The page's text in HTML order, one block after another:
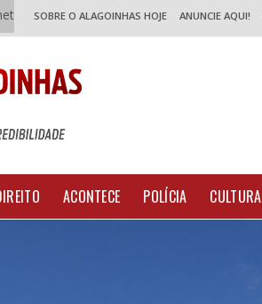
SOBRE O ALAGOINHAS HOJE ANUNCIE AQUI!
ACONTECE POLÍCIA CULTURA